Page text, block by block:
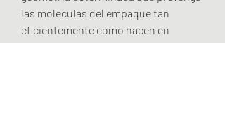
las moleculas del empaque tan
eficientemente como hacen en
moleculas saturadas, llevando a su